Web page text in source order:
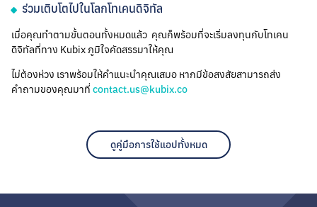
ร่วมเติบโตไปในโลกโทเคนดิจิทัล
เมื่อคุณทำตามขั้นตอนทั้งหมดแล้ว คุณก็พร้อมที่จะเริ่มลงทุนกับโทเคน
ดิจิทัลที่ทาง Kubix ภูมิใจคัดสรรมาให้คุณ
ไม่ต้องห่วง เราพร้อมให้คำแนะนำคุณเสมอ หากมีข้อสงสัยสามารถส่ง
คำถามของคุณมาที่ contact.us@kubix.co
ดูคู่มือการใช้แอปทั้งหมด